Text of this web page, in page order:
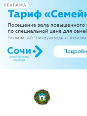
РЕКЛАМА